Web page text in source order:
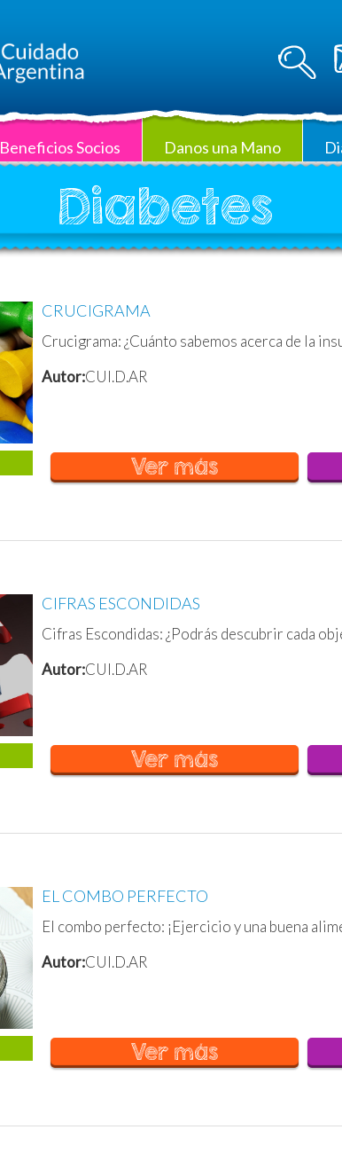
Beneficios Socios Danos una Mano
Diabetes
CRUCIGRAMA
Crucigrama: ¿Cuánto sabemos acerca de la
Autor:CUI.D.AR
Ver más
CIFRAS ESCONDIDAS
Cifras Escondidas: ¿Podrás descubrir cada
Autor:CUI.D.AR
Ver más
EL COMBO PERFECTO
El combo perfecto: ¡Ejercicio y una buena
Autor:CUI.D.AR
Ver más